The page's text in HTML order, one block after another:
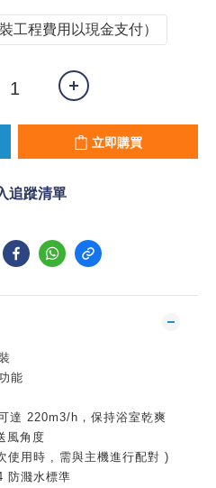
工程費用以現金支付）
立即購買
追蹤清單
能
達 220m3/h，保持浴室乾爽
風角度
使用時 , 需與主機進行配對 )
防濺水標準